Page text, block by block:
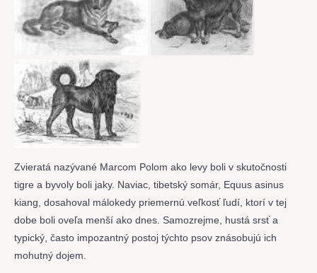
Zvieratá nazývané Marcom Polom ako levy boli v skutočnosti
tigre a byvoly boli jaky. Naviac, tibetský somár, Equus asinus
kiang, dosahoval málokedy priemernú veľkosť ľudí, ktorí v tej
dobe boli oveľa menší ako dnes. Samozrejme, hustá srsť a
typický, často impozantný postoj týchto psov znásobujú ich
mohutný dojem.